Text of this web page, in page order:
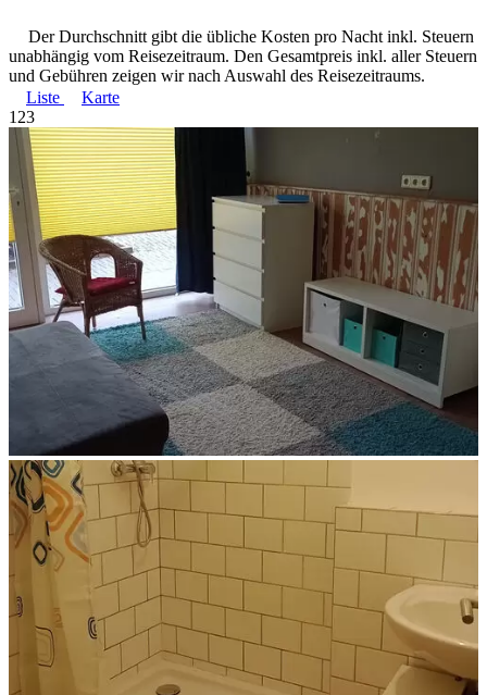
Der Durchschnitt gibt die übliche Kosten pro Nacht inkl. Steuern
unabhängig vom Reisezeitraum. Den Gesamtpreis inkl. aller Steuern
und Gebühren zeigen wir nach Auswahl des Reisezeitraums.
Liste
Karte
1 23